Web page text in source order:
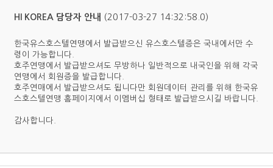
HI KOREA 담당자 안내 (2017-03-27 14:32:58.0)
한국유스호스텔연맹에서 발급받으신 유스호스텔증은 국내에서만 수
령이 가능합니다.
호주연맹에서 발급받으셔도 무방하나 일반적으로 내국인을 위해 각국
연맹에서 회원증을 발급합니다.
호주연매에서 발급받으셔도 됩니다만 회원데이터 관리를 위해 한국유
스호스텔연맹 홈페이지에서 이멤버십 형태로 발급받으시길 바랍니다.
감사합니다.